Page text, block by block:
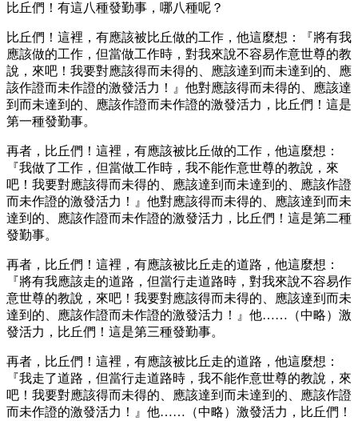
比丘們！有這八種發勤事，哪八種呢？
比丘們！這裡，有應該被比丘做的工作，他這麼想：『將有我
應該做的工作，但當做工作時，對我來說不容易作意世尊的教
說，來吧！我要對應該得而未得的、應該達到而未達到的、應
該作證而未作證的激發活力！』他對應該得而未得的、應該達
到而未達到的、應該作證而未作證的激發活力，比丘們！這是
第一種發勤事。
再者，比丘們！這裡，有應該被比丘做的工作，他這麼想：
『我做了工作，但當做工作時，我不能作意世尊的教說，來
吧！我要對應該得而未得的、應該達到而未達到的、應該作證
而未作證的激發活力！』他對應該得而未得的、應該達到而未
達到的、應該作證而未作證的激發活力，比丘們！這是第二種
發勤事。
再者，比丘們！這裡，有應該被比丘走的道路，他這麼想：
『將有我應該走的道路，但當行走道路時，對我來說不容易作
意世尊的教說，來吧！我要對應該得而未得的、應該達到而未
達到的、應該作證而未作證的激發活力！』他……（中略）激
發活力，比丘們！這是第三種發勤事。
再者，比丘們！這裡，有應該被比丘走的道路，他這麼想：
『我走了道路，但當行走道路時，我不能作意世尊的教說，來
吧！我要對應該得而未得的、應該達到而未達到的、應該作證
而未作證的激發活力！』他……（中略）激發活力，比丘們！